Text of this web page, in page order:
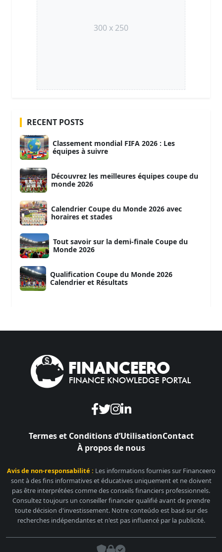
300 x 250
RECENT POSTS
Classement mondial FIFA 2026 : Les
équipes à suivre
Découvrez les meilleures équipes coupe du
monde 2026
Calendrier Coupe du Monde 2026 avec
horaires et stades
Tout savoir sur la demi-finale Coupe du
Monde 2026
Qualification Coupe du Monde 2026
Calendrier et Résultats
Termes et Conditions d’UtilisationContact
À propos de nous
Avis de non-responsabilité : Les informations fournies sur Financeero
sont à des fins informatives et éducatives uniquement et ne doivent
pas être interprétées comme des conseils financiers professionnels.
Consultez toujours un conseiller financier qualifié avant de prendre
toute décision d'investissement. Notre conteúdo est basé sur des
recherches indépendantes et n'est pas influencé par la publicité.